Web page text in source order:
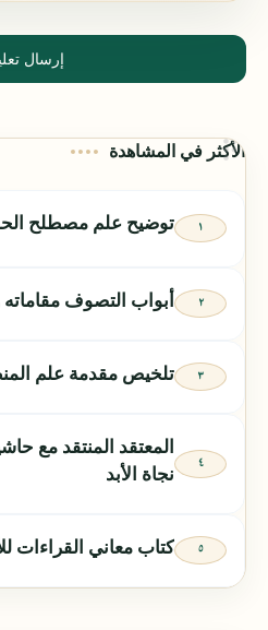
إرسال
الأكثر في المشاهدة
توضيح علم مصطلح
أبواب التصوف مقاماته
تلخيص مقدمة علم
المعتقد المنتقد مع
نجاة الأبد
كتاب معاني القراءات